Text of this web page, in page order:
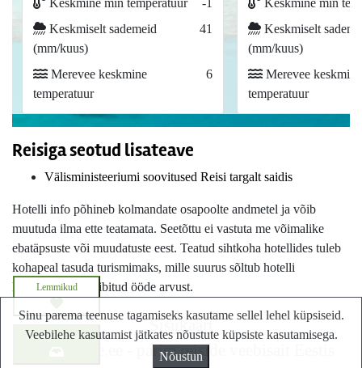
Keskmine min temperatuur
-1
Keskmiselt sademeid
(mm/kuus)
41
Merevee keskmine
temperatuur
6
Keskmine min
Keskmiselt
(mm/kuus)
Merevee keskmine
temperatuur
Reisiga seotud lisateave
Välisministeeriumi soovitused Reisi targalt saidis
Hotelli info põhineb kolmandate osapoolte andmetel ja võib
muutuda ilma ette teatamata. Seetõttu ei vastuta me võimalike
ebatäpsuste või muudatuste eest. Teatud sihtkoha hotellides tuleb
kohapeal tasuda turismimaks, mille suurus sõltub hotelli
kategooriast ja viibitud ööde arvust.
Küsi pakkumist
Lemmikud
Sisukaart
Lastminute.ee - parim reiside veebisait Eestis
Sinu parema teenuse tagamiseks kasutame sellel lehel küpsiseid.
Veebilehe kasutamist jätkates nõustute küpsiste kasutamisega.
Nõustun